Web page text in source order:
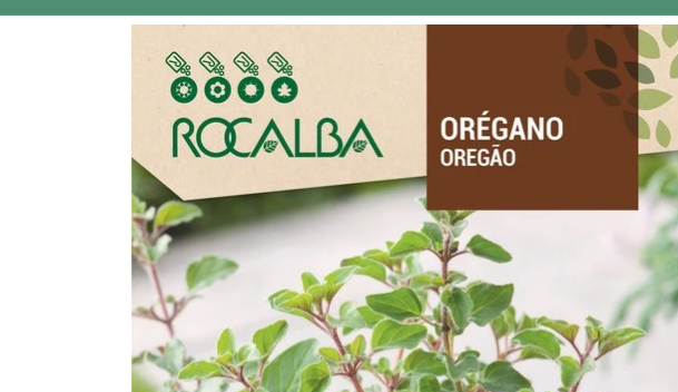
a
informação
do produto